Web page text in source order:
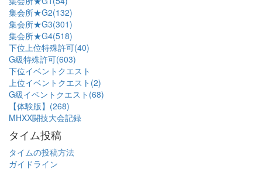
集会所★G2(132)
集会所★G3(301)
集会所★G4(518)
下位上位特殊許可(40)
G級特殊許可(603)
下位イベントクエスト
上位イベントクエスト(2)
G級イベントクエスト(68)
【体験版】(268)
MHXX闘技大会記録
タイム投稿
タイムの投稿方法
ガイドライン